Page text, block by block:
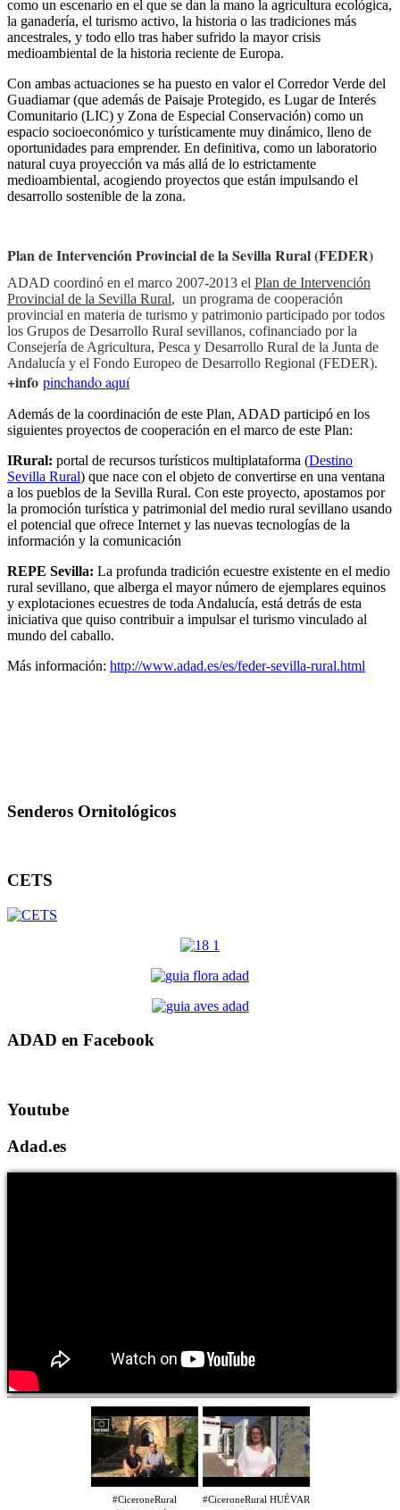
como un escenario en el que se dan la mano la agricultura ecológica,
la ganadería, el turismo activo, la historia o las tradiciones más
ancestrales, y todo ello tras haber sufrido la mayor crisis
medioambiental de la historia reciente de Europa.
Con ambas actuaciones se ha puesto en valor el Corredor Verde del
Guadiamar (que además de Paisaje Protegido, es Lugar de Interés
Comunitario (LIC) y Zona de Especial Conservación) como un
espacio socioeconómico y turísticamente muy dinámico, lleno de
oportunidades para emprender. En definitiva, como un laboratorio
natural cuya proyección va más allá de lo estrictamente
medioambiental, acogiendo proyectos que están impulsando el
desarrollo sostenible de la zona.
Plan de Intervención Provincial de la Sevilla Rural (FEDER)
ADAD coordinó en el marco 2007-2013 el Plan de Intervención
Provincial de la Sevilla Rural, un programa de cooperación
provincial en materia de turismo y patrimonio participado por todos
los Grupos de Desarrollo Rural sevillanos, cofinanciado por la
Consejería de Agricultura, Pesca y Desarrollo Rural de la Junta de
Andalucía y el Fondo Europeo de Desarrollo Regional (FEDER).
+info pinchando aquí
Además de la coordinación de este Plan, ADAD participó en los
siguientes proyectos de cooperación en el marco de este Plan:
IRural: portal de recursos turísticos multiplataforma (Destino
Sevilla Rural) que nace con el objeto de convertirse en una ventana
a los pueblos de la Sevilla Rural. Con este proyecto, apostamos por
la promoción turística y patrimonial del medio rural sevillano usando
el potencial que ofrece Internet y las nuevas tecnologías de la
información y la comunicación
REPE Sevilla: La profunda tradición ecuestre existente en el medio
rural sevillano, que alberga el mayor número de ejemplares equinos
y explotaciones ecuestres de toda Andalucía, está detrás de esta
iniciativa que quiso contribuir a impulsar el turismo vinculado al
mundo del caballo.
Más información: http://www.adad.es/es/feder-sevilla-rural.html
Senderos Ornitológicos
CETS
ADAD en Facebook
Youtube
Adad.es
#CiceroneRural
#CiceroneRural HUÉVAR